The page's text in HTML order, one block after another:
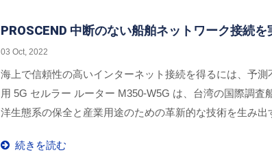
PROSCEND 中断のない船舶ネットワーク接続を
03 Oct, 2022
海上で信頼性の高いインターネット接続を得るには、予
用 5G セルラー ルーター M350-W5G は、台湾の国際調
洋生態系の保全と産業用途のための革新的な技術を生み出
続きを読む